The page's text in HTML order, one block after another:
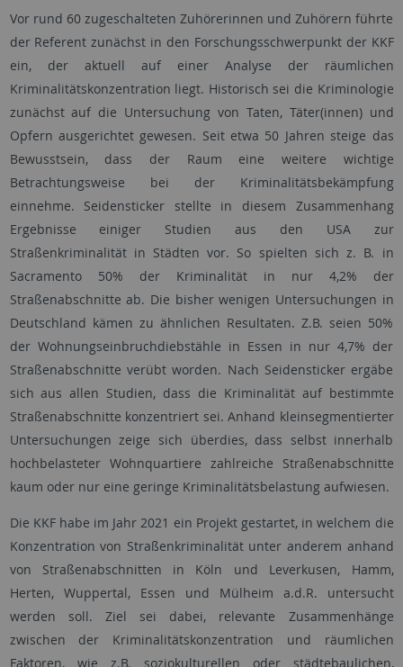
Vor rund 60 zugeschalteten Zuhörerinnen und Zuhörern führte
der Referent zunächst in den Forschungsschwerpunkt der KKF
ein, der aktuell auf einer Analyse der räumlichen
Kriminalitätskonzentration liegt. Historisch sei die Kriminologie
zunächst auf die Untersuchung von Taten, Täter(innen) und
Opfern ausgerichtet gewesen. Seit etwa 50 Jahren steige das
Bewusstsein, dass der Raum eine weitere wichtige
Betrachtungsweise bei der Kriminalitätsbekämpfung
einnehme. Seidensticker stellte in diesem Zusammenhang
Ergebnisse einiger Studien aus den USA zur
Straßenkriminalität in Städten vor. So spielten sich z. B. in
Sacramento 50% der Kriminalität in nur 4,2% der
Straßenabschnitte ab. Die bisher wenigen Untersuchungen in
Deutschland kämen zu ähnlichen Resultaten. Z.B. seien 50%
der Wohnungseinbruchdiebstähle in Essen in nur 4,7% der
Straßenabschnitte verübt worden. Nach Seidensticker ergäbe
sich aus allen Studien, dass die Kriminalität auf bestimmte
Straßenabschnitte konzentriert sei. Anhand kleinsegmentierter
Untersuchungen zeige sich überdies, dass selbst innerhalb
hochbelasteter Wohnquartiere zahlreiche Straßenabschnitte
kaum oder nur eine geringe Kriminalitätsbelastung aufwiesen.
Die KKF habe im Jahr 2021 ein Projekt gestartet, in welchem die
Konzentration von Straßenkriminalität unter anderem anhand
von Straßenabschnitten in Köln und Leverkusen, Hamm,
Herten, Wuppertal, Essen und Mülheim a.d.R. untersucht
werden soll. Ziel sei dabei, relevante Zusammenhänge
zwischen der Kriminalitätskonzentration und räumlichen
Faktoren, wie z.B. soziokulturellen oder städtebaulichen,